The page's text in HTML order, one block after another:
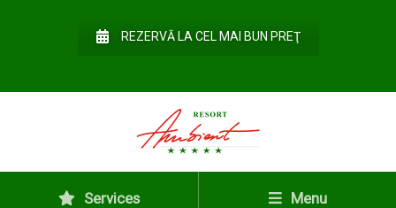
REZERVĂ LA CEL MAI BUN PREŢ
Services Menu